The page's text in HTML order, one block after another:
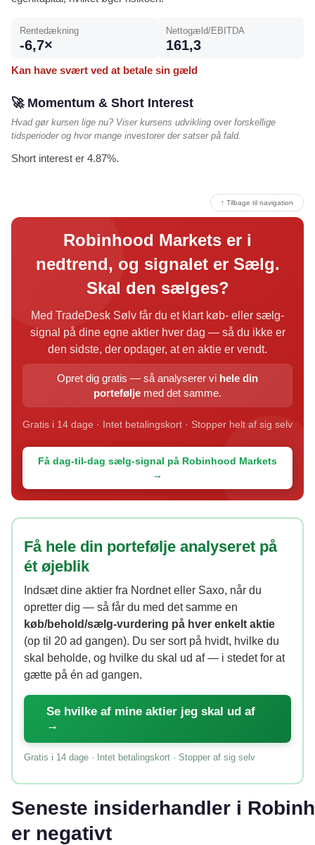
Rentedækning
-6,7×
Nettogæld/EBITDA
161,3
Kan have svært ved at betale sin gæld
🚀 Momentum & Short Interest
Hvad gør kursen lige nu? Viser kursens udvikling over forskellige
tidsperioder og hvor mange investorer der satser på fald.
Short interest er 4.87%.
↑ Tilbage til navigation
Robinhood Markets er i
nedtrend, og signalet er Sælg.
Skal den sælges?
Med TradeDesk Sølv får du et klart køb- eller sælg-
signal på dine egne aktier hver dag — så du ikke er
den sidste, der opdager, at en aktie er vendt.
Opret dig gratis — så analyserer vi hele din
portefølje med det samme.
Gratis i 14 dage · Intet betalingskort · Stopper helt af sig selv
Få dag-til-dag sælg-signal på Robinhood Markets
→
Få hele din portefølje analyseret på
ét øjeblik
Indsæt dine aktier fra Nordnet eller Saxo, når du
opretter dig — så får du med det samme en
køb/behold/sælg-vurdering på hver enkelt aktie
(op til 20 ad gangen). Du ser sort på hvidt, hvilke du
skal beholde, og hvilke du skal ud af — i stedet for at
gætte på én ad gangen.
Se hvilke af mine aktier jeg skal ud af
→
Gratis i 14 dage · Intet betalingskort · Stopper af sig selv
Seneste insiderhandler i
er negativt